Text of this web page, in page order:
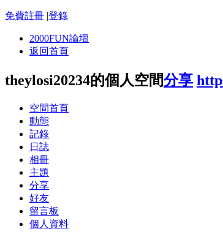
免費註冊 |登錄
2000FUN論壇
返回首頁
theylosi20234的個人空間分享
空間首頁
動態
記錄
日誌
相冊
主題
分享
好友
留言板
個人資料